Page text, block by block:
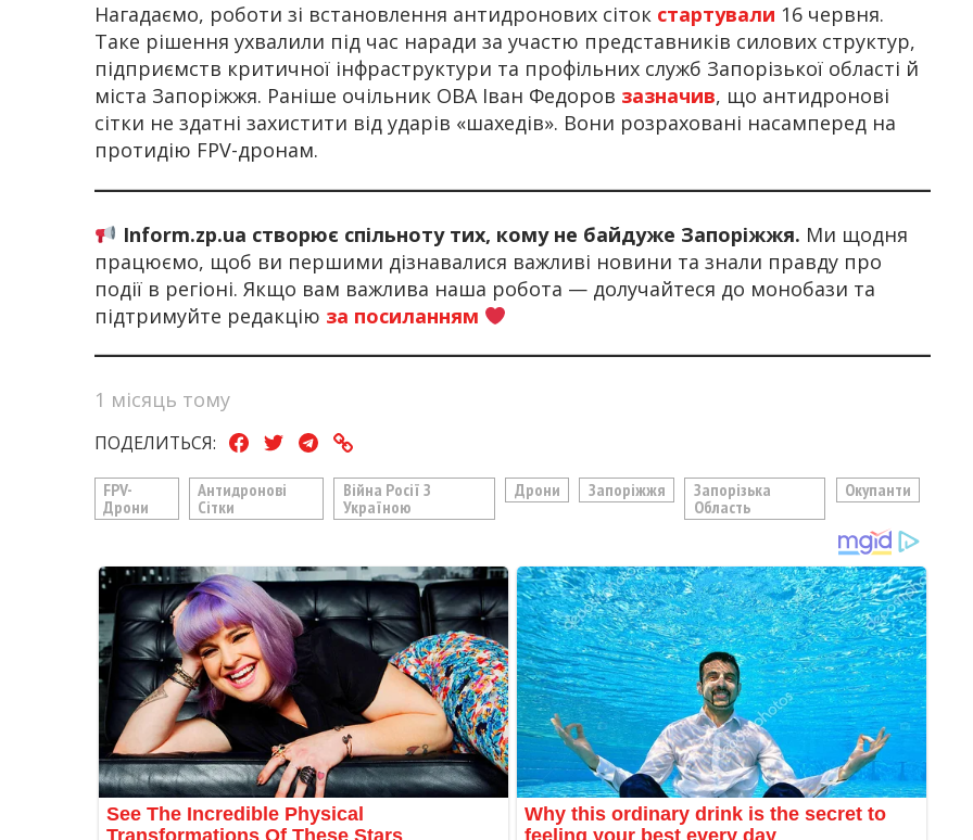
Нагадаємо, роботи зі встановлення антидронових сіток стартували 16 червня.
Таке рішення ухвалили під час наради за участю представників силових структур,
підприємств критичної інфраструктури та профільних служб Запорізької області й
міста Запоріжжя. Раніше очільник ОВА Іван Федоров зазначив, що антидронові
сітки не здатні захистити від ударів «шахедів». Вони розраховані насамперед на
протидію FPV-дронам.
Inform.zp.ua створює спільноту тих, кому не байдуже Запоріжжя. Ми щодня
працюємо, щоб ви першими дізнавалися важливі новини та знали правду про
події в регіоні. Якщо вам важлива наша робота — долучайтеся до монобази та
підтримуйте редакцію за посиланням
1 місяць тому
ПОДЕЛИТЬСЯ:
FPV-
Дрони
Антидронові
Сітки
Війна Росії З
Україною
Дрони Запоріжжя
Запорізька
Область
Окупанти